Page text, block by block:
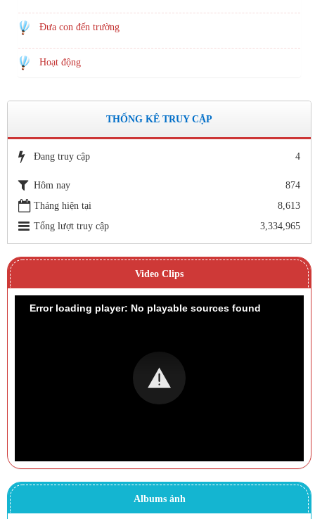
Đưa con đến trường
Hoạt động
THỐNG KÊ TRUY CẬP
Đang truy cập 4
Hôm nay
874
Tháng hiện tại
8,613
Tổng lượt truy cập
3,334,965
Video Clips
Error loading player: No playable sources found
Albums ảnh